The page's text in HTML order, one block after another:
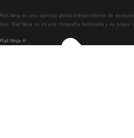
Tren De Lisboa A
Tren De Braga A
Rail Ninja ®
Rail.Ninja es una agencia global independiente de
tren. Rail Ninja no es una compañía ferroviaria y no posee